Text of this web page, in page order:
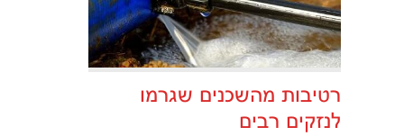
רטיבות מהשכנים שגרמו
לנזקים רבים